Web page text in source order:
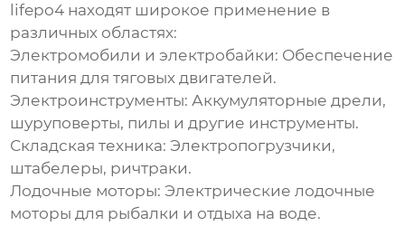
lifepo4 находят широкое применение в
различных областях:
Электромобили и электробайки: Обеспечение
питания для тяговых двигателей.
Электроинструменты: Аккумуляторные дрели,
шуруповерты, пилы и другие инструменты.
Складская техника: Электропогрузчики,
штабелеры, ричтраки.
Лодочные моторы: Электрические лодочные
моторы для рыбалки и отдыха на воде.